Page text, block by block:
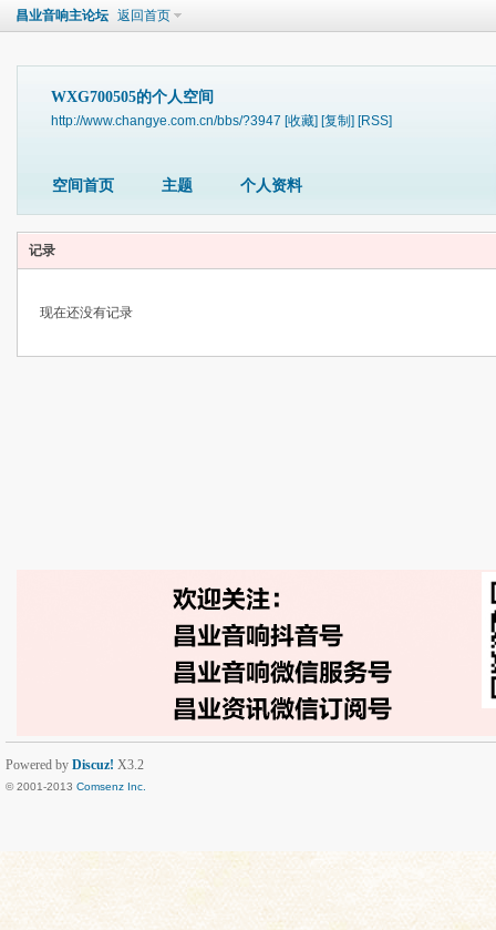
昌业音响主论坛 返回首页
WXG700505的个人空间
http://www.changye.com.cn/bbs/?3947 [收藏] [复制] [RSS]
空间首页 主题 个人资料
记录
现在还没有记录
Powered by Discuz! X3.2
© 2001-2013 Comsenz Inc.